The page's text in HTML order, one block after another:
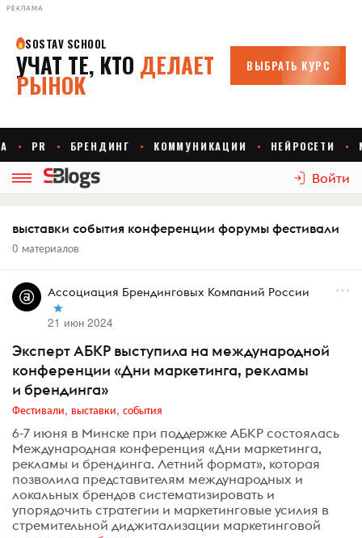
РЕКЛАМА
Войти
выставки события конференции форумы фестивали
0 материалов
Ассоциация Брендинговых Компаний России
21 июн 2024
Эксперт АБКР выступила на международной
конференции «Дни маркетинга, рекламы
и брендинга»
Фестивали, выставки, события
6-7 июня в Минске при поддержке АБКР состоялась
Международная конференция «Дни маркетинга,
рекламы и брендинга. Летний формат», которая
позволила представителям международных и
локальных брендов систематизировать и
упорядочить стратегии и маркетинговые усилия в
стремительной диджитализации маркетинговой